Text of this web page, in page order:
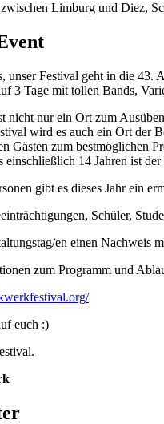
Limburg und Diez,
unser Festival geht in die 43.
3 Tage mit tollen Bands,
nicht nur ein Ort zum
wird es auch ein Ort der
Gästen zum bestmöglichen
einschließlich 14 Jahren ist
gibt es dieses Jahr ein
Schüler,
en einen Nachweis
zum Programm und
euch :)